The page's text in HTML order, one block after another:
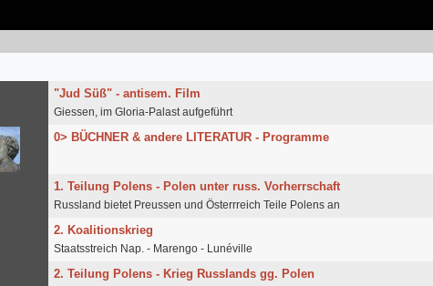
"Jud Süß" - antisem. Film
Giessen, im Gloria-Palast aufgeführt
0> BÜCHNER & andere LITERATUR - Programme
1. Teilung Polens - Polen unter russ. Vorherrschaft
Russland bietet Preussen und Österrreich Teile Polens an
2. Koalitionskrieg
Staatsstreich Nap. - Marengo - Lunéville
2. Teilung Polens - Krieg Russlands gg. Polen